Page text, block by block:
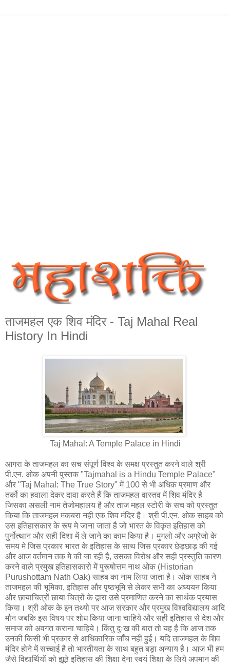
ताजमहल एक शिव मंदिर - Taj Mahal Real
History In Hindi
Taj Mahal: A Temple Palace in Hindi
आगरा के ताजमहल का सच संपूर्ण विश्व के समक्ष प्रस्तुत करने वाले श्री
पी.एन. ओक अपनी पुस्तक "Tajmahal is a Hindu Temple Palace"
और "Taj Mahal: The True Story" में 100 से भी अधिक प्रमाण और
तर्को का हवाला देकर दावा करते हैं कि ताजमहल वास्तव में शिव मंदिर है
जिसका असली नाम तेजोमहालय है और ताज महल स्टोरी के सच को प्रस्तुत
किया कि ताजमहल मकबरा नही एक शिव मंदिर है। श्री पी.एन. ओक साहब को
उस इतिहासकार के रूप मे जाना जाता है जो भारत के विकृत इतिहास को
पुर्नोत्थान और सही दिशा में ले जाने का काम किया है। मुगलो और अग्रेजो के
समय मे जिस प्रकार भारत के इतिहास के साथ जिस प्रकार छेड़छाड़ की गई
और आज वर्तमान तक मे की जा रही है, उसका विरोध और सही प्रस्तुति कारण
करने वाले प्रमुख इतिहासकारो में पुरूषोत्तम नाथ ओक (Historian
Purushottam Nath Oak) साहब का नाम लिया जाता है। ओक साहब ने
ताजमहल की भूमिका, इतिहास और पृष्ठभूमि से लेकर सभी का अध्ययन किया
और छायाचित्रों छाया चित्रों के द्वारा उसे प्रमाणित करने का सार्थक प्रयास
किया। श्री ओक के इन तथ्यो पर आज सरकार और प्रमुख विश्वविद्यालय आदि
मौन जबकि इस विषय पर शोध किया जाना चाहिये और सही इतिहास से देश और
समाज को अवगत कराना चाहिये। किंतु दुःख की बात तो यह है कि आज तक
उनकी किसी भी प्रकार से आधिकारिक जाँच नहीं हुई। यदि ताजमहल के शिव
मंदिर होने में सच्चाई है तो भारतीयता के साथ बहुत बड़ा अन्याय है। आज भी हम
जैसे विद्यार्थियों को झूठे इतिहास की शिक्षा देना स्वयं शिक्षा के लिये अपमान की